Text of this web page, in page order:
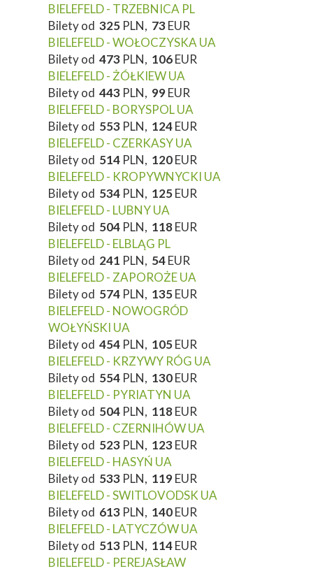
BIELEFELD - TRZEBNICA PL
Bilety od 325 PLN, 73EUR
BIELEFELD - WOŁOCZYSKA UA
Bilety od 473 PLN, 106EUR
BIELEFELD - ŻÓŁKIEW UA
Bilety od 443 PLN, 99EUR
BIELEFELD - BORYSPOL UA
Bilety od 553 PLN, 124EUR
BIELEFELD - CZERKASY UA
Bilety od 514 PLN, 120EUR
BIELEFELD - KROPYWNYCKI UA
Bilety od 534 PLN, 125EUR
BIELEFELD - LUBNY UA
Bilety od 504 PLN, 118EUR
BIELEFELD - ELBLĄG PL
Bilety od 241 PLN, 54EUR
BIELEFELD - ZAPOROŻE UA
Bilety od 574 PLN, 135EUR
BIELEFELD - NOWOGRÓD
WOŁYŃSKI UA
Bilety od 454 PLN, 105EUR
BIELEFELD - KRZYWY RÓG UA
Bilety od 554 PLN, 130EUR
BIELEFELD - PYRIATYN UA
Bilety od 504 PLN, 118EUR
BIELEFELD - CZERNIHÓW UA
Bilety od 523 PLN, 123EUR
BIELEFELD - HASYŃ UA
Bilety od 533 PLN, 119EUR
BIELEFELD - SWITLOVODSK UA
Bilety od 613 PLN, 140EUR
BIELEFELD - LATYCZÓW UA
Bilety od 513 PLN, 114EUR
BIELEFELD - PEREJASŁAW